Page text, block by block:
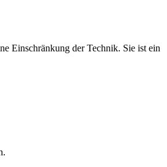
Einschränkung der Technik. Sie ist ein